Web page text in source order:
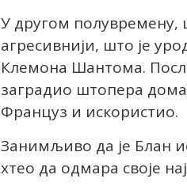
У другом полувремену,
агресивнији, што је
Клемона Шантома.
заградио штопера
Француз и искористио.
Занимљиво да је Блан
хтео да одмара своје